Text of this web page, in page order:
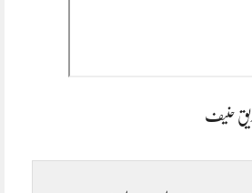
صدیق حنیف